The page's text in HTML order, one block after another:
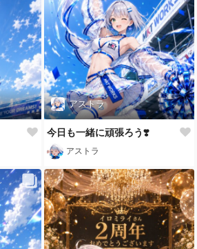
アストラ
今日も一緒に頑張ろう❣️
アストラ